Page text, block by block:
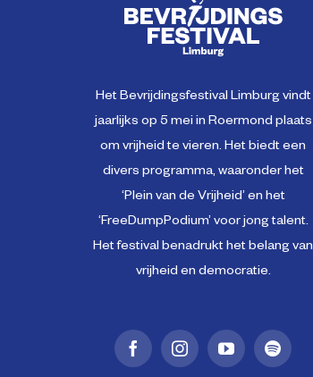
Het Bevrijdingsfestival Limburg vindt
jaarlijks op 5 mei in Roermond plaats
om vrijheid te vieren. Het biedt een
divers programma, waaronder het
‘Plein van de Vrijheid’ en het
‘FreeDumpPodium’ voor jong talent.
Het festival benadrukt het belang van
vrijheid en democratie.